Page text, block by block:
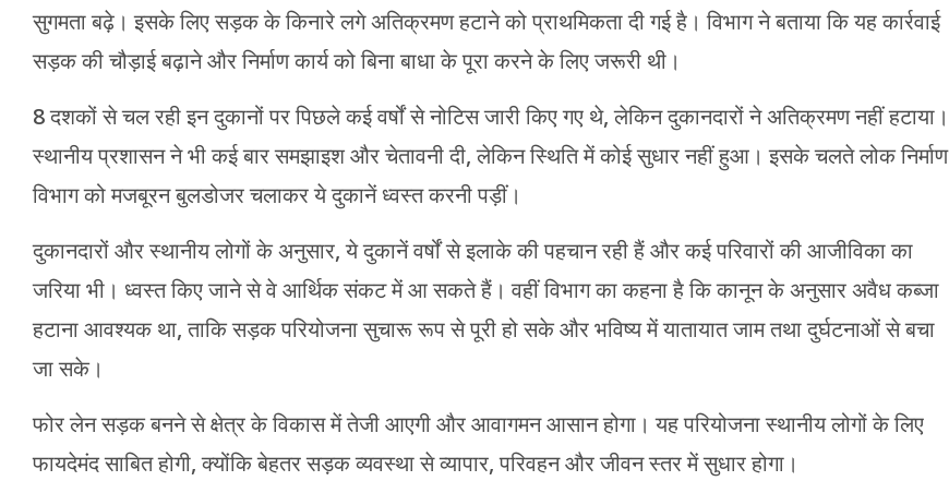
सुगमता बढ़े। इसके लिए सड़क के किनारे लगे अतिक्रमण हटाने को प्राथमिकता दी गई है। विभाग ने बताया कि यह कार्रवाई
सड़क की चौड़ाई बढ़ाने और निर्माण कार्य को बिना बाधा के पूरा करने के लिए जरूरी थी।
8 दशकों से चल रही इन दुकानों पर पिछले कई वर्षों से नोटिस जारी किए गए थे, लेकिन दुकानदारों ने अतिक्रमण नहीं हटाया।
स्थानीय प्रशासन ने भी कई बार समझाइश और चेतावनी दी, लेकिन स्थिति में कोई सुधार नहीं हुआ। इसके चलते लोक निर्माण
विभाग को मजबूरन बुलडोजर चलाकर ये दुकानें ध्वस्त करनी पड़ीं।
दुकानदारों और स्थानीय लोगों के अनुसार, ये दुकानें वर्षों से इलाके की पहचान रही हैं और कई परिवारों की आजीविका का
जरिया भी। ध्वस्त किए जाने से वे आर्थिक संकट में आ सकते हैं। वहीं विभाग का कहना है कि कानून के अनुसार अवैध कब्जा
हटाना आवश्यक था, ताकि सड़क परियोजना सुचारू रूप से पूरी हो सके और भविष्य में यातायात जाम तथा दुर्घटनाओं से बचा
जा सके।
फोर लेन सड़क बनने से क्षेत्र के विकास में तेजी आएगी और आवागमन आसान होगा। यह परियोजना स्थानीय लोगों के लिए
फायदेमंद साबित होगी, क्योंकि बेहतर सड़क व्यवस्था से व्यापार, परिवहन और जीवन स्तर में सुधार होगा।